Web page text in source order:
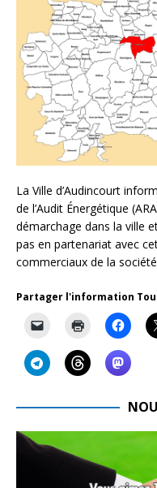
La Ville d’Audincourt
de l’Audit Énergétique
démarchage dans la ville
pas en partenariat avec
commerciaux de la
Partager l'information